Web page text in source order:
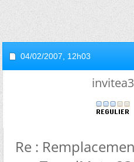
04/02/2007, 12h03
Re :